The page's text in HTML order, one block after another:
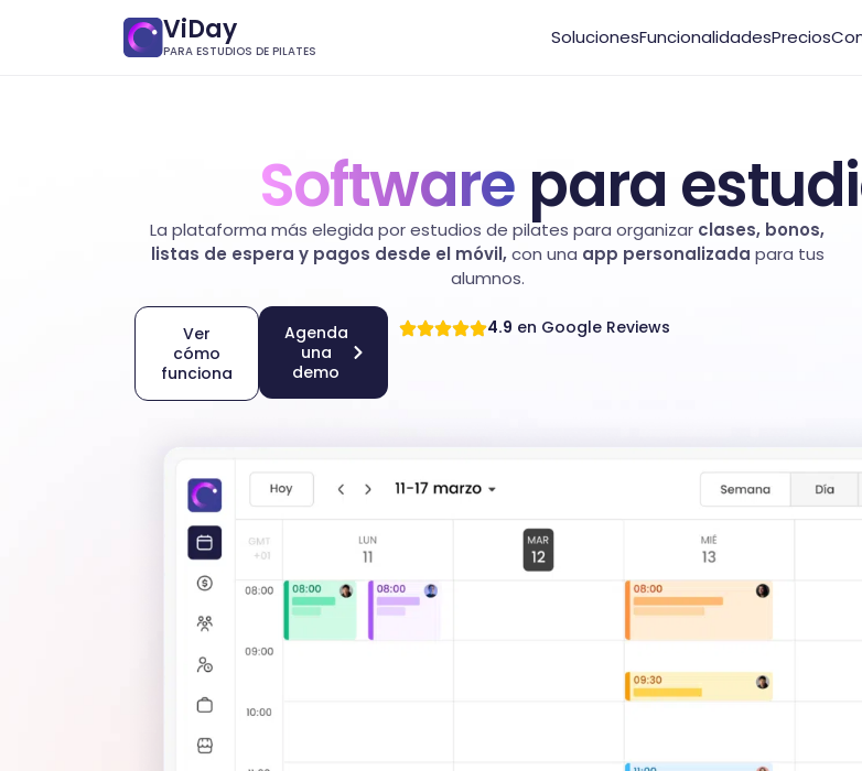
ViDay
PARA ESTUDIOS DE PILATES
SolucionesFuncionalidadesPrecios
Software para
La plataforma más elegida por estudios de pilates para organizar clases, bonos,
listas de espera y pagos desde el móvil,con una app personalizada para tus
alumnos.
Ver
cómo
funciona
Agenda
una
demo
4.9 en Google Reviews